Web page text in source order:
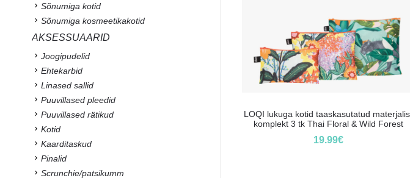
LOQI lukuga kotid taaskasutatud
komplekt 3 tk Thai Floral & Wild Forest
19.99€
Sõnumiga kotid
Sõnumiga kosmeetikakotid
AKSESSUAARID
Joogipudelid
Ehtekarbid
Linased sallid
Puuvillased pleedid
Puuvillased rätikud
Kotid
Kaarditaskud
Pinalid
Scrunchie/patsikumm